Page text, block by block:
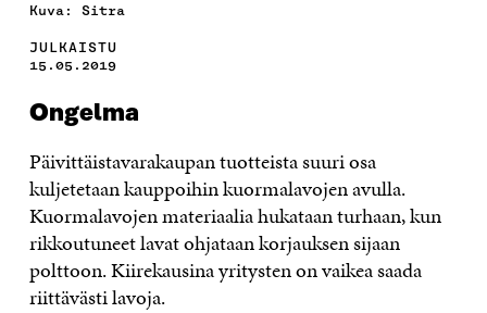
Kuva: Sitra
JULKAISTU
15.05.2019
Ongelma
Päivittäistavarakaupan tuotteista suuri osa
kuljetetaan kauppoihin kuormalavojen avulla.
Kuormalavojen materiaalia hukataan turhaan, kun
rikkoutuneet lavat ohjataan korjauksen sijaan
polttoon. Kiirekausina yritysten on vaikea saada
riittävästi lavoja.